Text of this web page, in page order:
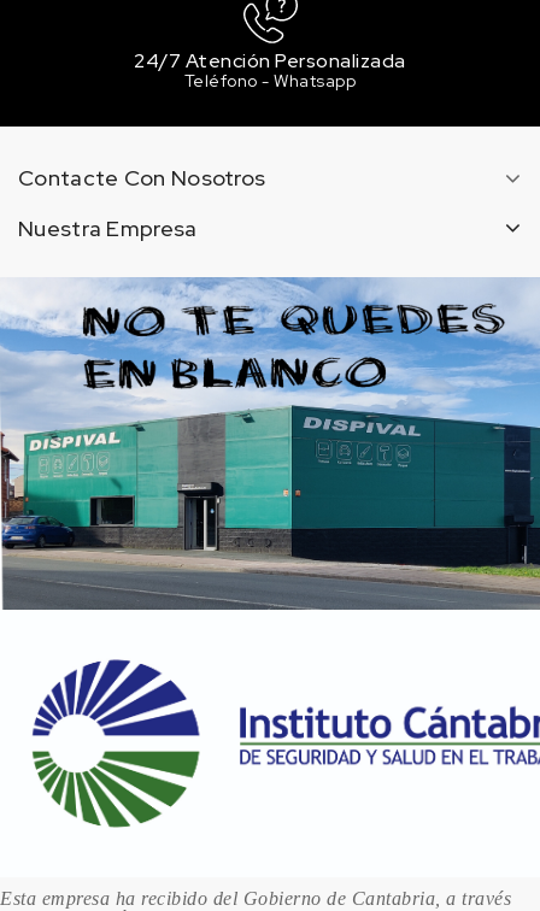
24/7 Atención Personalizada
Teléfono - Whatsapp
Contacte Con Nosotros
Nuestra Empresa
Esta empresa ha recibido del Gobierno de Cantabria, a través